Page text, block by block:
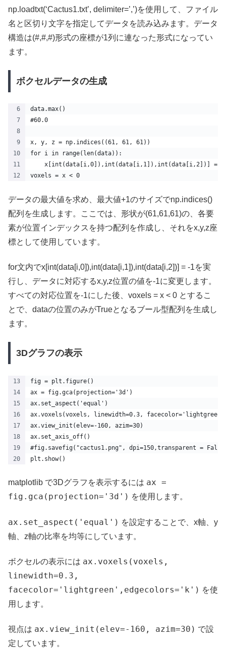
np.loadtxt(‘Cactus1.txt’, delimiter=’,’)を使用して、ファイル
名と区切り文字を指定してデータを読み込みます。データ
構造は(#,#,#)形式の座標が1列に連なった形式になってい
ます。
ボクセルデータの生成
data.max()
#60.0
x, y, z = np.indices((61, 61, 61))
for i in range(len(data)):
x[int(data[i,0]),int(data[i,1]),int(data[i,2])] = -
voxels = x < 0
データの最大値を求め、最大値+1のサイズでnp.indices()
配列を生成します。ここでは、形状が(61,61,61)の、各要
素が位置インデックスを持つ配列を作成し、それをx,y,z座
標として使用しています。
for文内でx[int(data[i,0]),int(data[i,1]),int(data[i,2])] = -1を実
行し、データに対応するx,y,z位置の値を-1に変更します。
すべての対応位置を-1にした後、voxels = x < 0 とするこ
とで、dataの位置のみがTrueとなるブール型配列を生成し
ます。
3Dグラフの表示
fig = plt.figure()
ax = fig.gca(projection='3d')
ax.set_aspect('equal')
ax.voxels(voxels, linewidth=0.3,
ax.view_init(elev=-160, azim=30)
ax.set_axis_off()
#fig.savefig("cactus1.png", dpi=150,transparent =
plt.show()
matplotlib で3Dグラフを表示するには ax =
fig.gca(projection='3d') を使用します。
ax.set_aspect('equal') を設定することで、x軸、y
軸、z軸の比率を均等にしています。
ボクセルの表示には ax.voxels(voxels,
linewidth=0.3,
facecolor='lightgreen',edgecolors='k') を使
用します。
視点は ax.view_init(elev=-160, azim=30) で設
定しています。